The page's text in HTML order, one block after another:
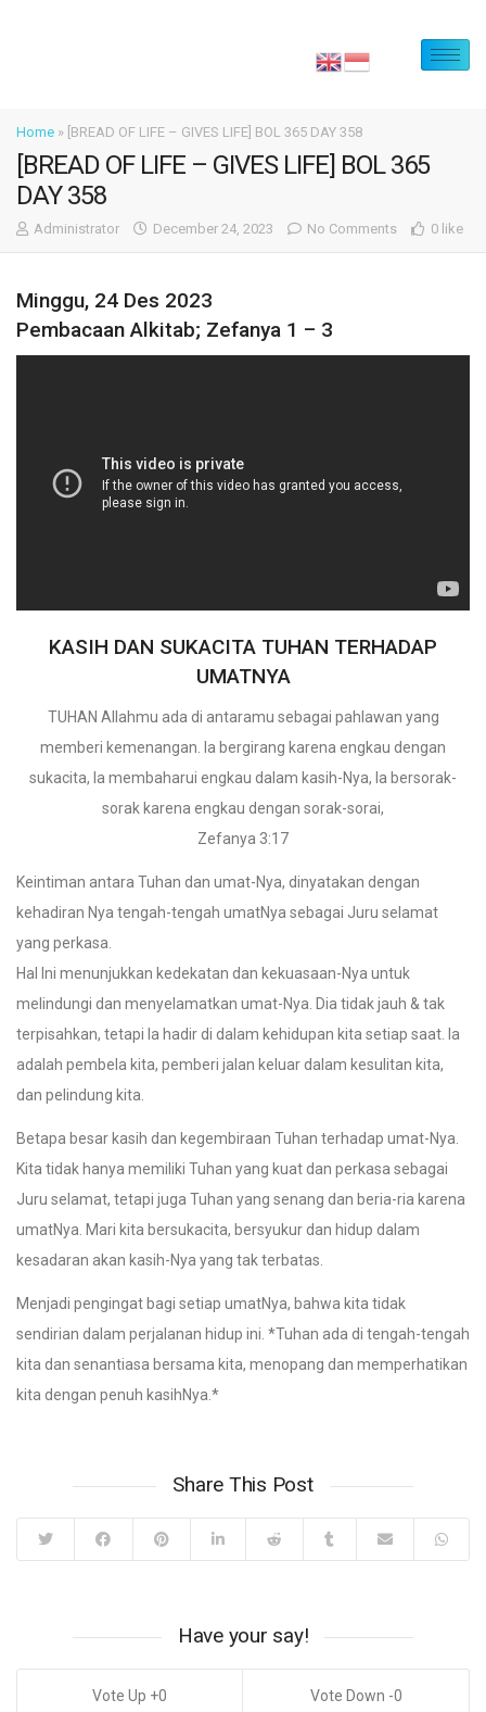
Home » [BREAD OF LIFE – GIVES LIFE] BOL 365 DAY 358
[BREAD OF LIFE – GIVES LIFE] BOL 365
DAY 358
Administrator December 24, 2023 No Comments 0 like
Minggu, 24 Des 2023
Pembacaan Alkitab; Zefanya 1 – 3
KASIH DAN SUKACITA TUHAN TERHADAP
UMATNYA
TUHAN Allahmu ada di antaramu sebagai pahlawan yang
memberi kemenangan. Ia bergirang karena engkau dengan
sukacita, Ia membaharui engkau dalam kasih-Nya, Ia bersorak-
sorak karena engkau dengan sorak-sorai,
Zefanya 3:17
Keintiman antara Tuhan dan umat-Nya, dinyatakan dengan
kehadiran Nya tengah-tengah umatNya sebagai Juru selamat
yang perkasa.
Hal Ini menunjukkan kedekatan dan kekuasaan-Nya untuk
melindungi dan menyelamatkan umat-Nya. Dia tidak jauh & tak
terpisahkan, tetapi Ia hadir di dalam kehidupan kita setiap saat. Ia
adalah pembela kita, pemberi jalan keluar dalam kesulitan kita,
dan pelindung kita.
Betapa besar kasih dan kegembiraan Tuhan terhadap umat-Nya.
Kita tidak hanya memiliki Tuhan yang kuat dan perkasa sebagai
Juru selamat, tetapi juga Tuhan yang senang dan beria-ria karena
umatNya. Mari kita bersukacita, bersyukur dan hidup dalam
kesadaran akan kasih-Nya yang tak terbatas.
Menjadi pengingat bagi setiap umatNya, bahwa kita tidak
sendirian dalam perjalanan hidup ini. *Tuhan ada di tengah-tengah
kita dan senantiasa bersama kita, menopang dan memperhatikan
kita dengan penuh kasihNya.*
Share This Post
Have your say!
0 0